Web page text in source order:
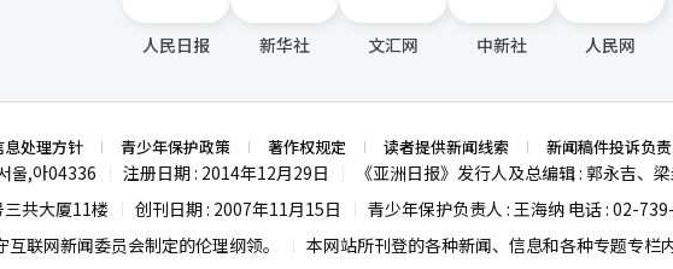
人民日报 新华社 文汇网 中新社 人民网
息处理方针 青少年保护政策 著作权规定 读者提供新闻线索 新闻稿件投诉负
울,아04336 注册日期 : 2014年12月29日 《亚洲日报》发行人及总编辑 : 郭永吉、
共大厦11楼
创刊日期 : 2007年11月15日
青少年保护负责人 : 王海纳 电话 : 02-
互联网新闻委员会制定的伦理纲领。
本网站所刊登的各种新闻、信息和各种专题专栏